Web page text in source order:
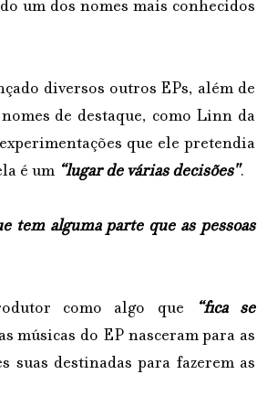
um dos nomes mais conhecidos
diversos outros EPs, além de
de destaque, como Linn da
que ele pretendia
é um “lugar de várias decisões".
tem alguma parte que as pessoas
como algo que
“fica se
músicas do EP nasceram para as
suas destinadas para fazerem as